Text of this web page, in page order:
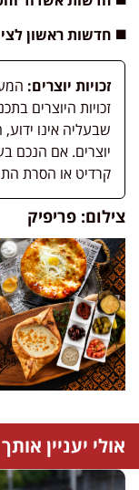
◼️ חדשות ראשון
זכויות יוצרים:
זכויות היוצרים
יוצרים. אם הנכם
קרדיט או הסרת
צילום: פריפיק
אולי יעניין אותך